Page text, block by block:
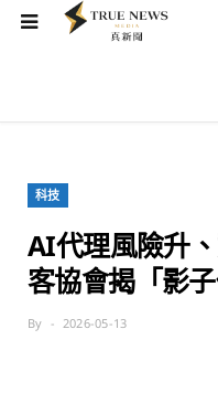
科技
AI代理風險升
客協會揭「影
By 2026-05-13